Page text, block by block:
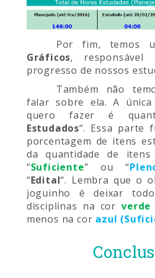
Por fim, temos
Gráficos,
progresso de nossos
Também não
falar sobre ela. A única
quero fazer é
Estudados“. Essa parte
porcentagem de itens
da quantidade de itens
“Suficiente” ou “
“Edital“. Lembra que o
joguinho é deixar
disciplinas na corverde
menos na cor azul